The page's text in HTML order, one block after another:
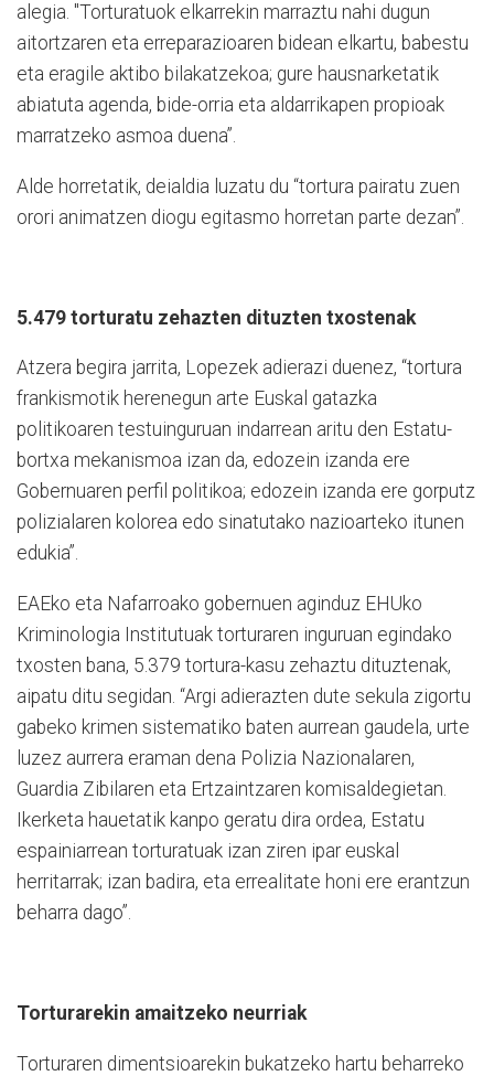
alegia. "Torturatuok elkarrekin marraztu nahi dugun
aitortzaren eta erreparazioaren bidean elkartu, babestu
eta eragile aktibo bilakatzekoa; gure hausnarketatik
abiatuta agenda, bide-orria eta aldarrikapen propioak
marratzeko asmoa duena”.
Alde horretatik, deialdia luzatu du “tortura pairatu zuen
orori animatzen diogu egitasmo horretan parte dezan”.
5.479 torturatu zehazten dituzten txostenak
Atzera begira jarrita, Lopezek adierazi duenez, “tortura
frankismotik herenegun arte Euskal gatazka
politikoaren testuinguruan indarrean aritu den Estatu-
bortxa mekanismoa izan da, edozein izanda ere
Gobernuaren perfil politikoa; edozein izanda ere gorputz
polizialaren kolorea edo sinatutako nazioarteko itunen
edukia”.
EAEko eta Nafarroako gobernuen aginduz EHUko
Kriminologia Institutuak torturaren inguruan egindako
txosten bana, 5.379 tortura-kasu zehaztu dituztenak,
aipatu ditu segidan. “Argi adierazten dute sekula zigortu
gabeko krimen sistematiko baten aurrean gaudela, urte
luzez aurrera eraman dena Polizia Nazionalaren,
Guardia Zibilaren eta Ertzaintzaren komisaldegietan.
Ikerketa hauetatik kanpo geratu dira ordea, Estatu
espainiarrean torturatuak izan ziren ipar euskal
herritarrak; izan badira, eta errealitate honi ere erantzun
beharra dago”.
Torturarekin amaitzeko neurriak
Torturaren dimentsioarekin bukatzeko hartu beharreko